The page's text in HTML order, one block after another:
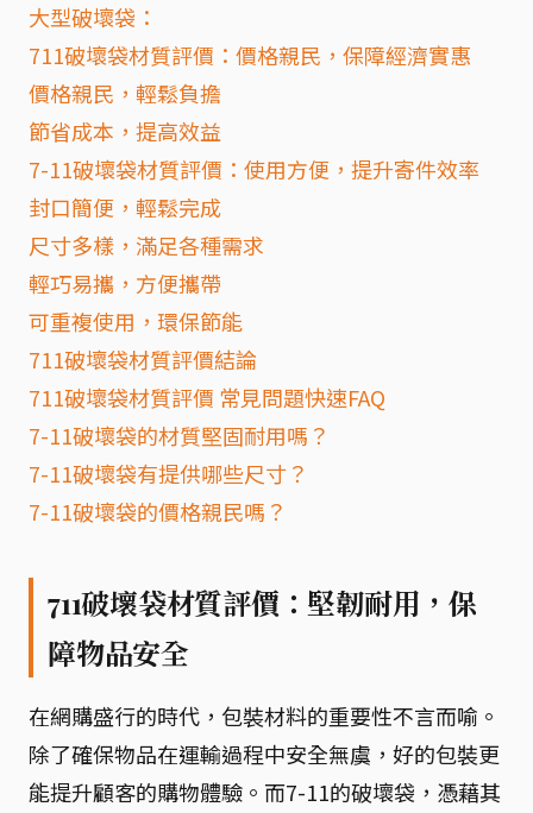
大型破壞袋：
711破壞袋材質評價：價格親民，保障經濟實惠
價格親民，輕鬆負擔
節省成本，提高效益
7-11破壞袋材質評價：使用方便，提升寄件效率
封口簡便，輕鬆完成
尺寸多樣，滿足各種需求
輕巧易攜，方便攜帶
可重複使用，環保節能
711破壞袋材質評價結論
711破壞袋材質評價 常見問題快速FAQ
7-11破壞袋的材質堅固耐用嗎？
7-11破壞袋有提供哪些尺寸？
7-11破壞袋的價格親民嗎？
711破壞袋材質評價：堅韌耐用，保
障物品安全
在網購盛行的時代，包裝材料的重要性不言而喻。
除了確保物品在運輸過程中安全無虞，好的包裝更
能提升顧客的購物體驗。而7-11的破壞袋，憑藉其